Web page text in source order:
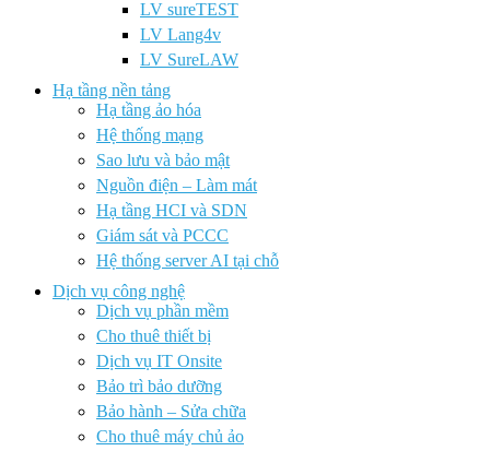
LV sureTEST
LV Lang4v
LV SureLAW
Hạ tầng nền tảng
Hạ tầng ảo hóa
Hệ thống mạng
Sao lưu và bảo mật
Nguồn điện – Làm mát
Hạ tầng HCI và SDN
Giám sát và PCCC
Hệ thống server AI tại chỗ
Dịch vụ công nghệ
Dịch vụ phần mềm
Cho thuê thiết bị
Dịch vụ IT Onsite
Bảo trì bảo dưỡng
Bảo hành – Sửa chữa
Cho thuê máy chủ ảo